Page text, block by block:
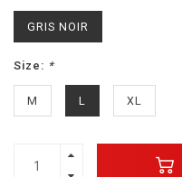
GRIS NOIR
Size: *
M L XL